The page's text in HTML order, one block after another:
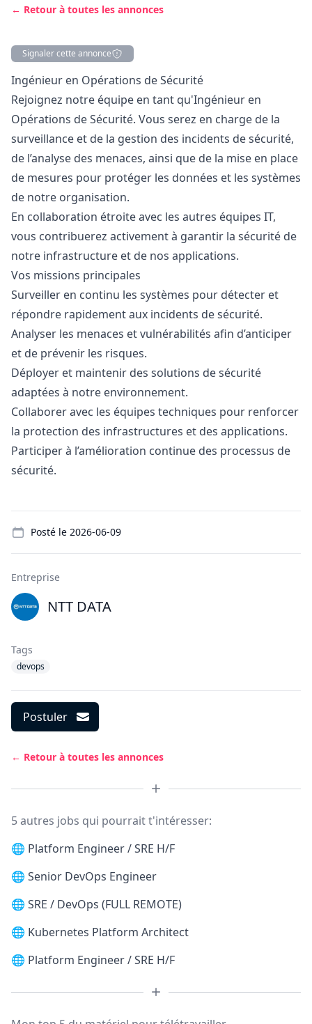
← Retour à toutes les annonces
Signaler cette annonce
Description
Ingénieur en Opérations de Sécurité
Rejoignez notre équipe en tant qu'Ingénieur en
Opérations de Sécurité. Vous serez en charge de la
surveillance et de la gestion des incidents de sécurité,
de l’analyse des menaces, ainsi que de la mise en place
de mesures pour protéger les données et les systèmes
de notre organisation.
En collaboration étroite avec les autres équipes IT,
vous contribuerez activement à garantir la sécurité de
notre infrastructure et de nos applications.
Vos missions principales
Surveiller en continu les systèmes pour détecter et
répondre rapidement aux incidents de sécurité.
Analyser les menaces et vulnérabilités afin d’anticiper
et de prévenir les risques.
Déployer et maintenir des solutions de sécurité
adaptées à notre environnement.
Collaborer avec les équipes techniques pour renforcer
la protection des infrastructures et des applications.
Participer à l’amélioration continue des processus de
sécurité.
Posté le 2026-06-09
Entreprise
NTT DATA
Tags
devops
Postuler
← Retour à toutes les annonces
5 autres jobs qui pourrait t'intéresser:
🌐 Platform Engineer / SRE H/F
🌐 Senior DevOps Engineer
🌐 SRE / DevOps (FULL REMOTE)
🌐 Kubernetes Platform Architect
🌐 Platform Engineer / SRE H/F